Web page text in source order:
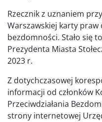
Rzecznik z uznaniem
Warszawskiej karty
bezdomności. Stało się
Prezydenta Miasta
2023 r.
Z dotychczasowej
informacji od członków
Przeciwdziałania
strony internetowej